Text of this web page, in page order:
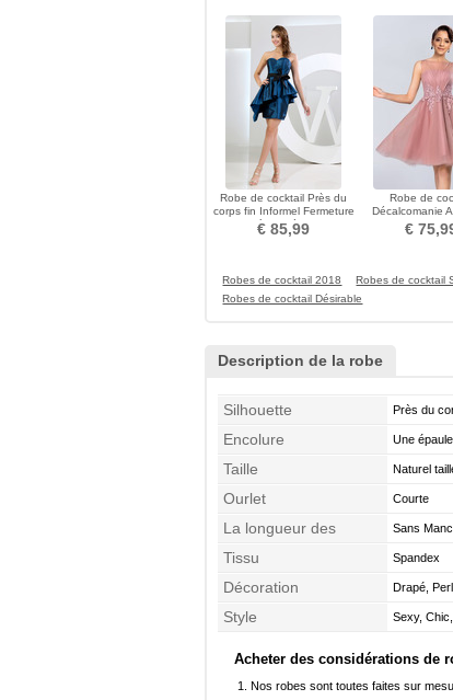
Robe de cocktail Près du
corps fin Informel Fermeture
à glissière
€ 85,99
Robe de
Décalcomanie
Ballon A-ligne
€
Robes de cocktail 2018 Robes de cocktail
Robes de cocktail Désirable
Description de la robe
Silhouette Près du
Encolure Une épaule
Taille Naturel
Ourlet Courte
La longueur des
manches
Sans
Tissu Spandex
Décoration Drapé,
Style Sexy,
Acheter des considérations de
Nos robes sont toutes faites sur